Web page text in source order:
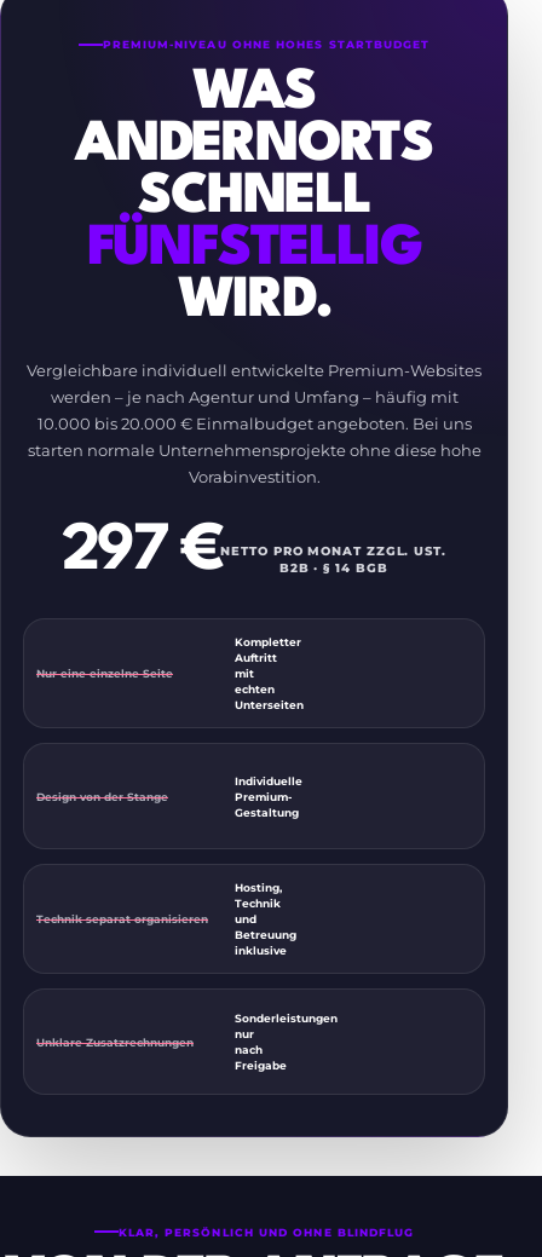
PREMIUM-NIVEAU OHNE HOHES STARTBUDGET
WAS
ANDERNORTS
SCHNELL
FÜNFSTELLIG
WIRD.
Vergleichbare individuell entwickelte Premium-Websites
werden – je nach Agentur und Umfang – häufig mit
10.000 bis 20.000 € Einmalbudget angeboten. Bei uns
starten normale Unternehmensprojekte ohne diese hohe
Vorabinvestition.
297 €NETTO PRO MONAT ZZGL. UST.
B2B · § 14 BGB
Nur eine einzelne Seite
Kompletter
Auftritt
mit
echten
Unterseiten
Design von der Stange
Individuelle
Premium-
Gestaltung
Technik separat organisieren
Hosting,
Technik
und
Betreuung
inklusive
Unklare Zusatzrechnungen
Sonderleistungen
nur
nach
Freigabe
KLAR, PERSÖNLICH UND OHNE BLINDFLUG